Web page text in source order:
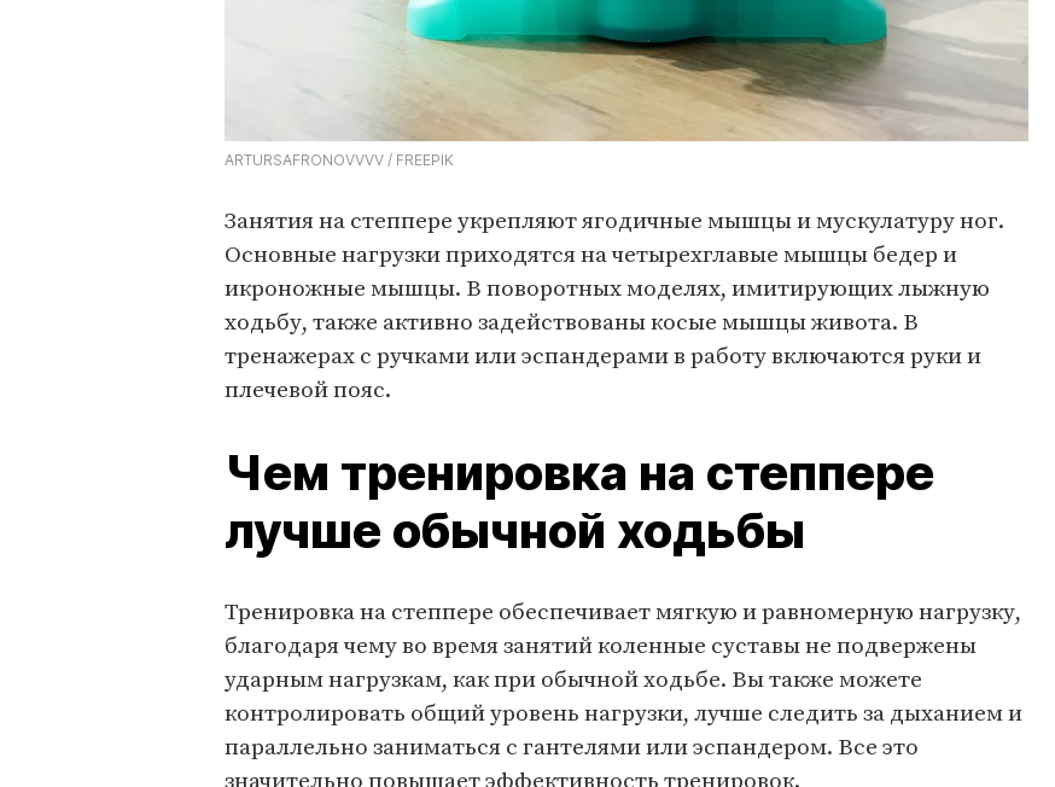
ARTURSAFRONOVVVV / FREEPIK
Занятия на степпере укрепляют ягодичные мышцы и мускулатуру ног.
Основные нагрузки приходятся на четырехглавые мышцы бедер и
икроножные мышцы. В поворотных моделях, имитирующих лыжную
ходьбу, также активно задействованы косые мышцы живота. В
тренажерах с ручками или эспандерами в работу включаются руки и
плечевой пояс.
Чем тренировка на степпере
лучше обычной ходьбы
Тренировка на степпере обеспечивает мягкую и равномерную нагрузку,
благодаря чему во время занятий коленные суставы не подвержены
ударным нагрузкам, как при обычной ходьбе. Вы также можете
контролировать общий уровень нагрузки, лучше следить за дыханием и
параллельно заниматься с гантелями или эспандером. Все это